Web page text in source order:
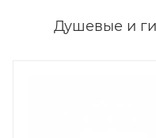
Душевые и